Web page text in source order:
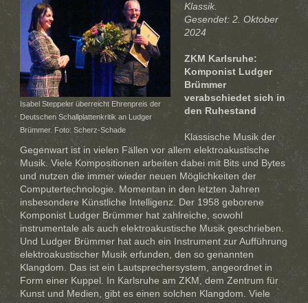
Isabel Steppeler überreicht Ehrenpreis der
Deutschen Schallplattenkritik an Ludger
Brümmer. Foto: Scherz-Schade
Klassik.
Gesendet: 2. Oktober
2024
ZKM Karlsruhe:
Komponist Ludger
Brümmer
verabschiedet sich in
den Ruhestand
Klassische Musik der
Gegenwart ist in vielen Fällen vor allem elektroakustische
Musik. Viele Kompositionen arbeiten dabei mit Bits und Bytes
und nutzen die immer wieder neuen Möglichkeiten der
Computertechnologie. Momentan in den letzten Jahren
insbesondere Künstliche Intelligenz. Der 1958 geborene
Komponist Ludger Brümmer hat zahlreiche, sowohl
instrumentale als auch elektroakustische Musik geschrieben.
Und Ludger Brümmer hat auch ein Instrument zur Aufführung
elektroakustischer Musik erfunden, den so genannten
Klangdom. Das ist ein Lautsprechersystem, angeordnet in
Form einer Kuppel. In Karlsruhe am ZKM, dem Zentrum für
Kunst und Medien, gibt es einen solchen Klangdom. Viele